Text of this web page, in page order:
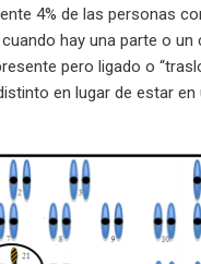
4% de las personas
hay una parte o
pero ligado o
en lugar de estar